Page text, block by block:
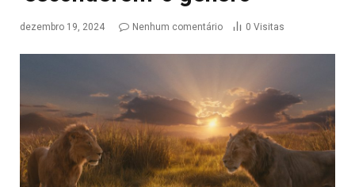
dezembro 19, 2024 Nenhum comentário 0 Visitas